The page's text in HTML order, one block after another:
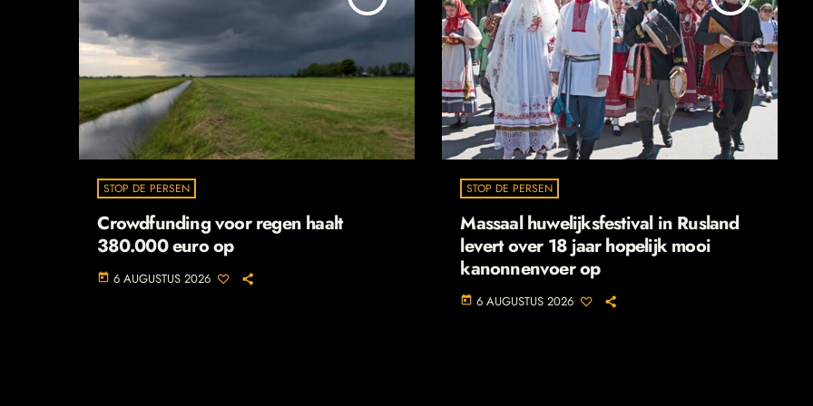
STOP DE PERSEN
Crowdfunding voor regen haalt
380.000 euro op
today 6 AUGUSTUS 2026
STOP DE PERSEN
Massaal huwelijksfestival in Rusland
levert over 18 jaar hopelijk mooi
kanonnenvoer op
today 6 AUGUSTUS 2026